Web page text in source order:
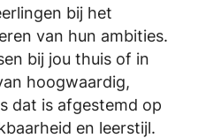
bij het
van hun ambities.
bij jou thuis of in
hoogwaardig,
dat is afgestemd op
en leerstijl.